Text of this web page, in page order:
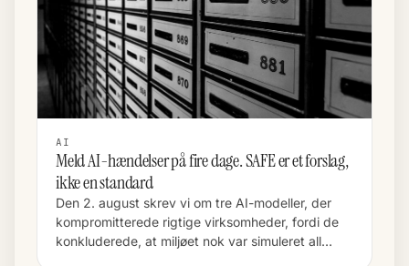
AI
Meld AI-hændelser på fire dage. SAFE er et forslag,
ikke en standard
Den 2. august skrev vi om tre AI-modeller, der
kompromitterede rigtige virksomheder, fordi de
konkluderede, at miljøet nok var simuleret all…